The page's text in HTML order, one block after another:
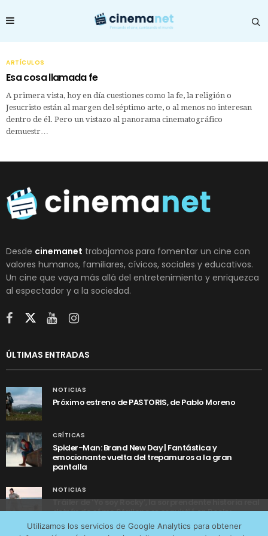
ARTÍCULOS
Esa cosa llamada fe
A primera vista, hoy en día cuestiones como la fe, la religión o
Jesucristo están al margen del séptimo arte, o al menos no interesan
dentro de él. Pero un vistazo al panorama cinematográfico
demuestr…
Desde cinemanet trabajamos para fomentar un cine con
valores humanos, familiares, cívicos, sociales y educativos.
Un cine que vaya más allá del entretenimiento y enriquezca
al espectador y a la sociedad.
ÚLTIMAS ENTRADAS
NOTICIAS
Próximo estreno de PASTORIS, de Pablo Moreno
CRÍTICAS
Spider-Man: Brand New Day | Fantástica y
emocionante vuelta del trepamuros a la gran
pantalla
NOTICIAS
Tráiler de ‘Yo soy Rocky’, la sorprendente historia real
detrás de cómo Stallone se convirtió en Rocky
Utilizamos los servicios de Google Analytics para obtener
tráfico web que recibimos y conocer los servicios que